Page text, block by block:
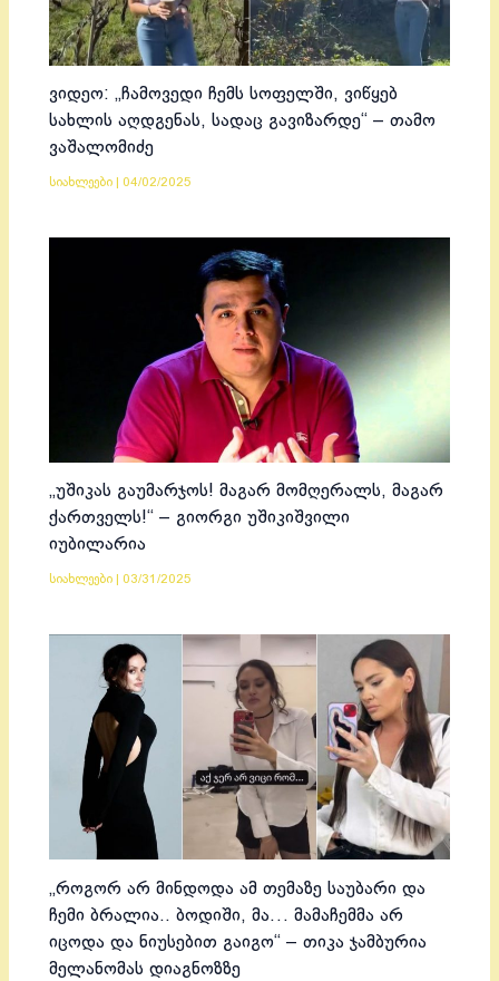
ვიდეო: „ჩამოვედი ჩემს სოფელში, ვიწყებ
სახლის აღდგენას, სადაც გავიზარდე“ – თამო
ვაშალომიძე
სიახლეები 04/02/2025
„უშიკას გაუმარჯოს! მაგარ მომღერალს, მაგარ
ქართველს!“ – გიორგი უშიკიშვილი
იუბილარია
სიახლეები 03/31/2025
„როგორ არ მინდოდა ამ თემაზე საუბარი და
ჩემი ბრალია.. ბოდიში, მა… მამაჩემმა არ
იცოდა და ნიუსებით გაიგო“ – თიკა ჯამბურია
მელანომას დიაგნოზზე